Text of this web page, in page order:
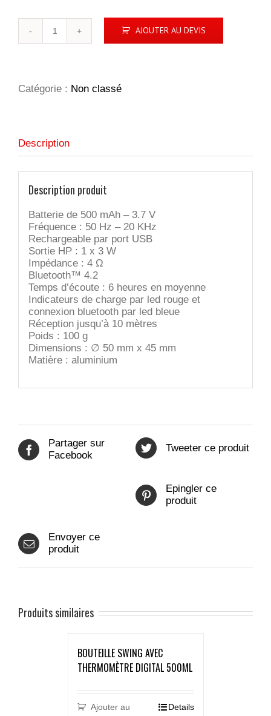
ring
3W
AJOUTER AU DEVIS
Catégorie : Non classé
Description
Description produit
Batterie de 500 mAh – 3.7 V
Fréquence : 50 Hz – 20 KHz
Rechargeable par port USB
Sortie HP : 1 x 3 W
Impédance : 4 Ω
Bluetooth™ 4.2
Temps d’écoute : 6 heures en moyenne
Indicateurs de charge par led rouge et
connexion bluetooth par led bleue
Réception jusqu’à 10 mètres
Poids : 100 g
Dimensions : ∅ 50 mm x 45 mm
Matière : aluminium
Partager sur
Facebook
Tweeter ce produit
Epingler ce
produit
Envoyer ce
produit
Produits similaires
BOUTEILLE SWING AVEC
THERMOMÈTRE DIGITAL 500ML
Ajouter au
Details